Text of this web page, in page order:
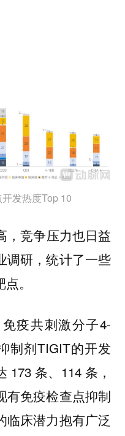
发热度Top 10
，竞争压力也日益
调研，统计了一些
。
疫共刺激分子4-
制剂TIGIT的开发
173 条、114 条，
有免疫检查点抑制
临床潜力抱有广泛